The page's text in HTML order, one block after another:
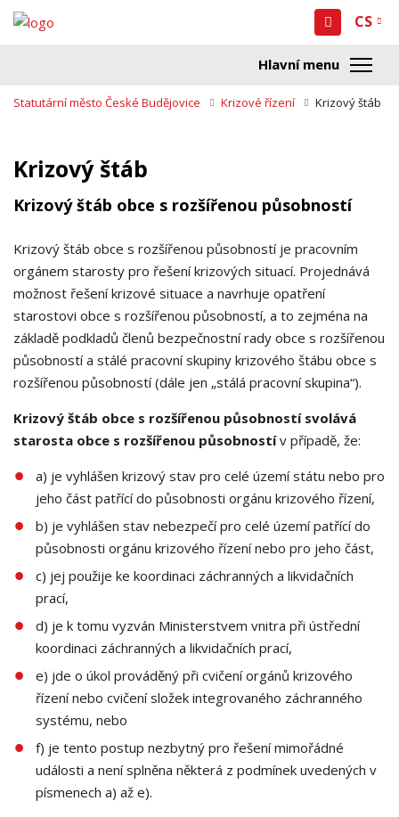
CS
Statutární město České Budějovice Krizové řízení Krizový štáb
Krizový štáb
Krizový štáb obce s rozšířenou působností
Krizový štáb obce s rozšířenou působností je pracovním
orgánem starosty pro řešení krizových situací. Projednává
možnost řešení krizové situace a navrhuje opatření
starostovi obce s rozšířenou působností, a to zejména na
základě podkladů členů bezpečnostní rady obce s rozšířenou
působností a stálé pracovní skupiny krizového štábu obce s
rozšířenou působností (dále jen „stálá pracovní skupina“).
Krizový štáb obce s rozšířenou působností svolává
starosta obce s rozšířenou působnostív případě, že:
a) je vyhlášen krizový stav pro celé území státu nebo pro
jeho část patřící do působnosti orgánu krizového řízení,
b) je vyhlášen stav nebezpečí pro celé území patřící do
působnosti orgánu krizového řízení nebo pro jeho část,
c) jej použije ke koordinaci záchranných a likvidačních
prací,
d) je k tomu vyzván Ministerstvem vnitra při ústřední
koordinaci záchranných a likvidačních prací,
e) jde o úkol prováděný při cvičení orgánů krizového
řízení nebo cvičení složek integrovaného záchranného
systému, nebo
f) je tento postup nezbytný pro řešení mimořádné
události a není splněna některá z podmínek uvedených v
písmenech a) až e).